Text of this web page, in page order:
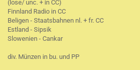
(lose/ unc. + in CC)
Finnland Radio in CC
Beligen - Staatsbahnen nl. + fr. CC
Estland - Sipsik
Slowenien - Cankar
div. Münzen in bu. und PP